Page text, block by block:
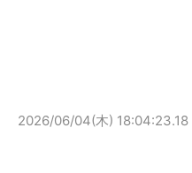
2026/06/04(木) 18:04:23.18